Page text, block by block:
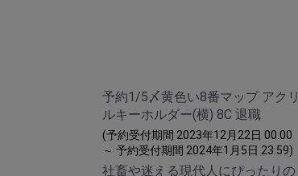
予約1/5〆黄色い8番マップ アクリ
ルキーホルダー(横) 8C 退職
(予約受付期間 2023年12月22日 00:00
～ 予約受付期間 2024年1月5日 23:59)
社畜や迷える現代人にぴったりの